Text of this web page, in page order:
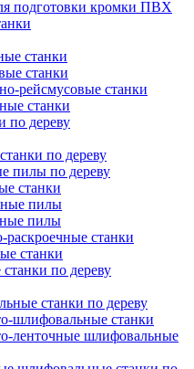
подготовки кромки ПВХ
станки
станки
рейсмусовые станки
станки
по дереву
по дереву
пилы по дереву
станки
пилы
пилы
станки
станки
по дереву
станки по дереву
шлифовальные станки
ленточные шлифовальные